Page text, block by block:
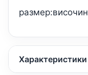
Характеристики